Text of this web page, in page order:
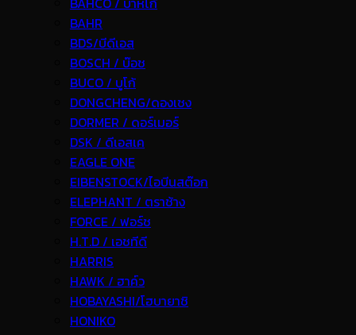
BAHR
BDS/บีดีเอส
BOSCH / บ๊อช
BUCO / บูโก้
DONGCHENG/ดองเชง
DORMER / ดอร์เมอร์
DSK / ดีเอสเค
EAGLE ONE
EIBENSTOCK/ไอบีนสต๊อก
ELEPHANT / ตราช้าง
FORCE / ฟอร์ช
H.T.D / เอชทีดี
HARRIS
HAWK / ฮาค์ว
HOBAYASHI/โฮบายาชิ
HONIKO